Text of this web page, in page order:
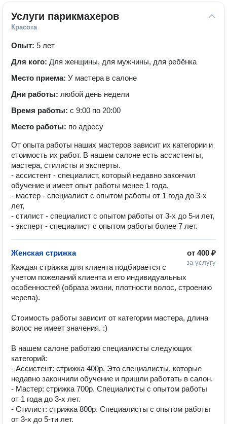
Услуги парикмахеров
Красота
Опыт: 5 лет
Для кого: Для женщины, для мужчины, для ребёнка
Место приема: У мастера в салоне
Дни работы: любой день недели
Время работы: с 9:00 по 20:00
Место работы: по адресу
От опыта работы наших мастеров зависит их категории и
стоимость их работ. В нашем салоне есть ассистенты,
мастера, стилисты и эксперты.
- ассистент - специалист, который недавно закончил
обучение и имеет опыт работы менее 1 года,
- мастер - специалист с опытом работы от 1 года до 3-х
лет,
- стилист - специалист с опытом работы от 3-х до 5-и лет,
- эксперт - специалист с опытом работы более 7 лет.
от 400 ₽
за услугу
Женская стрижка
Каждая стрижка для клиента подбирается с
учетом пожеланий клиента и его индивидуальных
особенностей (образа жизни, плотности волос, строению
черепа).
Стоимость работы зависит от категории мастера, длина
волос не имеет значения. :)
В нашем салоне работаю специалисты следующих
категорий:
- Ассистент: стрижка 400р. Это специалисты, которые
недавно закончили обучение и пришли работать в салон.
- Мастер: стрижка 700р. Специалисты с опытом работы
от 1 года до 3-х лет.
- Стилист: стрижка 800р. Специалисты с опытом работы
от 3-х до 5-ти лет.